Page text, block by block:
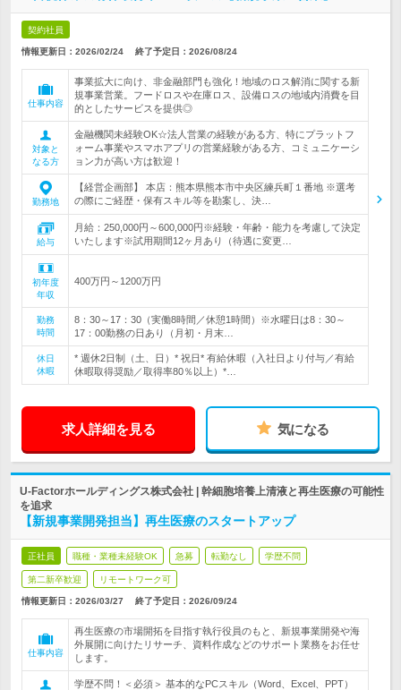
契約社員
情報更新日：2026/02/24 終了予定日： 2026/08/24
仕事内容
事業拡大に向け、非金融部門も強化！地域のロス解消に関する新
規事業営業。フードロスや在庫ロス、設備ロスの地域内消費を目
的としたサービスを提供◎
対象と
なる方
金融機関未経験OK☆法人営業の経験がある方、特にプラットフ
ォーム事業やスマホアプリの営業経験がある方、コミュニケーシ
ョン力が高い方は歓迎！
勤務地
【経営企画部】 本店：熊本県熊本市中央区練兵町１番地 ※選考
の際にご経歴・保有スキル等を勘案し、決…
給与
月給：250,000円～600,000円※経験・年齢・能力を考慮して決定
いたします※試用期間12ヶ月あり（待遇に変更…
初年度
年収
400万円～1200万円
勤務
時間
8：30～17：30（実働8時間／休憩1時間）※水曜日は8：30～
17：00勤務の日あり（月初・月末…
休日
休暇
* 週休2日制（土、日）* 祝日* 有給休暇（入社日より付与／有給
休暇取得奨励／取得率80％以上）*…
求人詳細を見る 気になる
U-Factorホールディングス株式会社 | 幹細胞培養上清液と再生医療の可能性
を追求
【新規事業開発担当】再生医療のスタートアップ
正社員 職種・業種未経験OK 急募 転勤なし 学歴不問
第二新卒歓迎 リモートワーク可
情報更新日：2026/03/27 終了予定日： 2026/09/24
仕事内容
再生医療の市場開拓を目指す執行役員のもと、新規事業開発や海
外展開に向けたリサーチ、資料作成などのサポート業務をお任せ
します。
学歴不問！＜必須＞ 基本的なPCスキル（Word、Excel、PPT）